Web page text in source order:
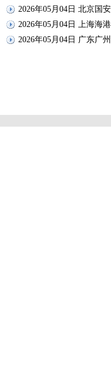
2026年05月04日 北京国
2026年05月04日 上海海
2026年05月04日 广东广